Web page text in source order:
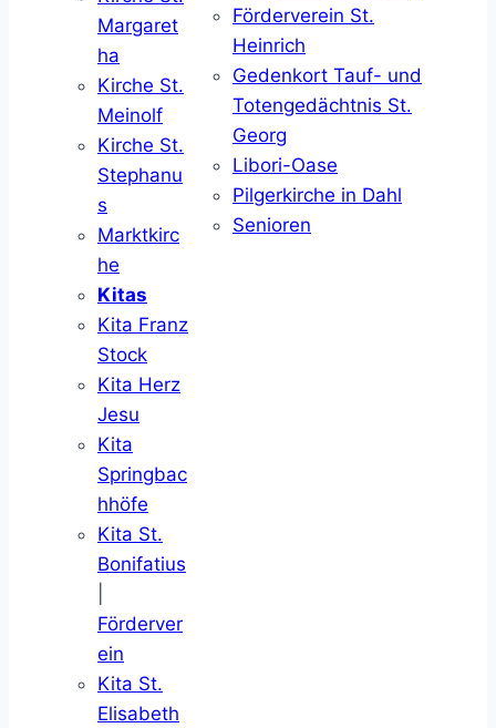
Margaret
ha
Kirche St.
Meinolf
Kirche St.
Stephanu
s
Marktkirc
he
Kitas
Kita Franz
Stock
Kita Herz
Jesu
Kita
Springbac
hhöfe
Kita St.
Bonifatius
Förderver
ein
Kita St.
Elisabeth
Förderverein St.
Heinrich
Gedenkort Tauf- und
Totengedächtnis St.
Georg
Libori-Oase
Pilgerkirche in Dahl
Senioren